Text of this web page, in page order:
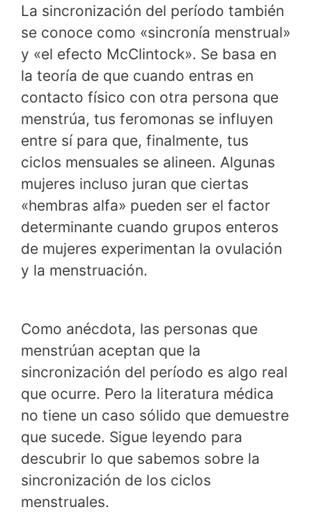
La sincronización del período también
se conoce como «sincronía menstrual»
y «el efecto McClintock». Se basa en
la teoría de que cuando entras en
contacto físico con otra persona que
menstrúa, tus feromonas se influyen
entre sí para que, finalmente, tus
ciclos mensuales se alineen. Algunas
mujeres incluso juran que ciertas
«hembras alfa» pueden ser el factor
determinante cuando grupos enteros
de mujeres experimentan la ovulación
y la menstruación.
Como anécdota, las personas que
menstrúan aceptan que la
sincronización del período es algo real
que ocurre. Pero la literatura médica
no tiene un caso sólido que demuestre
que sucede. Sigue leyendo para
descubrir lo que sabemos sobre la
sincronización de los ciclos
menstruales.